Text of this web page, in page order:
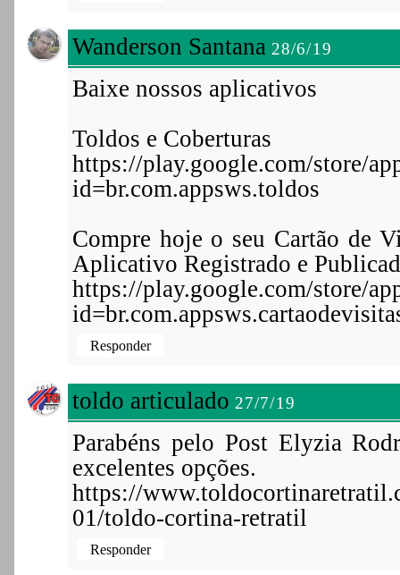
Wanderson Santana 28/6/19
Baixe nossos aplicativos
Toldos e Coberturas
https://play.google.com/store/
id=br.com.appsws.toldos
Compre hoje o seu Cartão de
Aplicativo Registrado e
https://play.google.com/store/
Responder
toldo articulado 27/7/19
Parabéns pelo Post Elyzia
excelentes opções.
https://
01/toldo-cortina-retratil
Responder